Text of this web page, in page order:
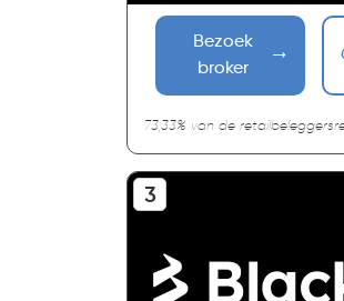
Bezoek
broker
73,33% van de